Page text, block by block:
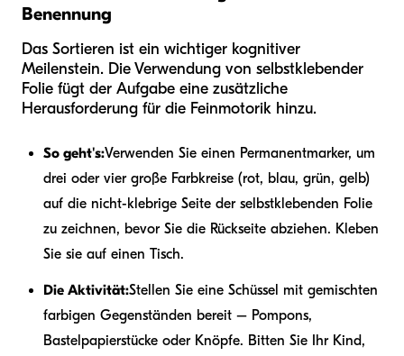
Benennung
Das Sortieren ist ein wichtiger kognitiver
Meilenstein. Die Verwendung von selbstklebender
Folie fügt der Aufgabe eine zusätzliche
Herausforderung für die Feinmotorik hinzu.
So geht's:Verwenden Sie einen Permanentmarker, um
drei oder vier große Farbkreise (rot, blau, grün, gelb)
auf die nicht-klebrige Seite der selbstklebenden Folie
zu zeichnen, bevor Sie die Rückseite abziehen. Kleben
Sie sie auf einen Tisch.
Die Aktivität:Stellen Sie eine Schüssel mit gemischten
farbigen Gegenständen bereit – Pompons,
Bastelpapierstücke oder Knöpfe. Bitten Sie Ihr Kind,